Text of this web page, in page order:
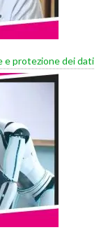
e protezione dei dati